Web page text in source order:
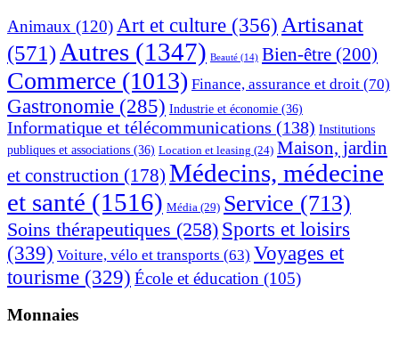
Animaux (120) Art et culture (356) Artisanat
(571) Autres (1347) Beauté (14) Bien-être (200)
Commerce (1013) Finance, assurance et droit (70)
Gastronomie (285) Industrie et économie (36)
Informatique et télécommunications (138) Institutions
publiques et associations (36) Location et leasing (24) Maison, jardin
et construction (178) Médecins, médecine
et santé (1516) Média (29) Service (713)
Soins thérapeutiques (258) Sports et loisirs
(339) Voiture, vélo et transports (63) Voyages et
tourisme (329) École et éducation (105)
Monnaies